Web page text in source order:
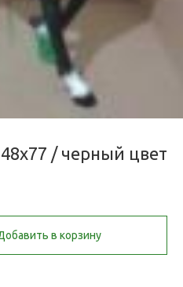
/ черный цвет
в корзину